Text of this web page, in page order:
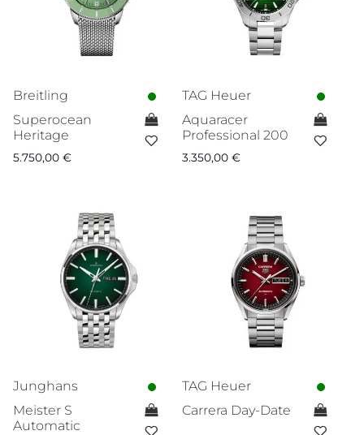
Breitling
Superocean
Heritage
5.750,00 €
TAG Heuer
Aquaracer
Professional 200
3.350,00 €
Junghans
Meister S
Automatic
TAG Heuer
Carrera Day-Date